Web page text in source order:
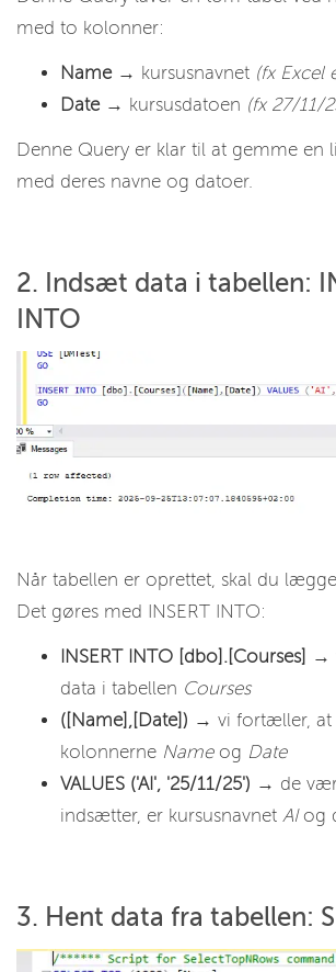
med to kolonner:
Name→ kursusnavnet (fx Excel
Date→ kursusdatoen (fx 27/11/
Denne Query er klar til at gemme en
med deres navne og datoer.
2. Indsæt data i tabellen:
INTO
Når tabellen er oprettet, skal du
Det gøres med INSERT INTO:
INSERT INTO [dbo].[Courses]
→
data i tabellen Courses
([Name],[Date]) → vi fortæller, at
kolonnerne Nameog Date
VALUES ('AI', '25/11/25') → de
indsætter, er kursusnavnet AIog
3. Hent data fra tabellen: